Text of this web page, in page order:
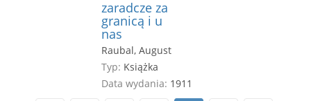
zaradcze za
granicą i u
nas
Raubal, August
Typ: Książka
Data wydania: 1911